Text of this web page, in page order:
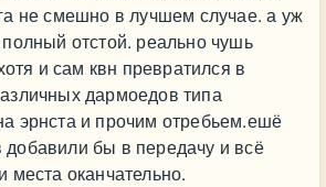
не смешно в лучшем случае. а уж
отстой. реально чушь
и сам квн превратился в
дармоедов типа
эрнста и прочим отребьем.ешё
бы в передачу и всё
места оканчательно.